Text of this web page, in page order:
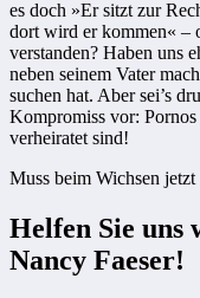
es doch »Er sitzt zur
dort wird er kommen« –
verstanden? Haben uns
neben seinem Vater
suchen hat. Aber sei’s
Kompromiss vor:
verheiratet sind!
Muss beim Wichsen
Helfen Sie uns
Nancy Faeser!